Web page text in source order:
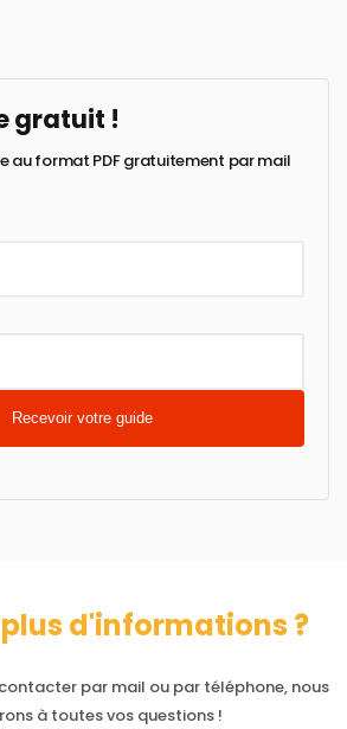
gratuit !
au format PDF gratuitement par mail
plus d'informations ?
par mail ou par téléphone, nous
à toutes vos questions !